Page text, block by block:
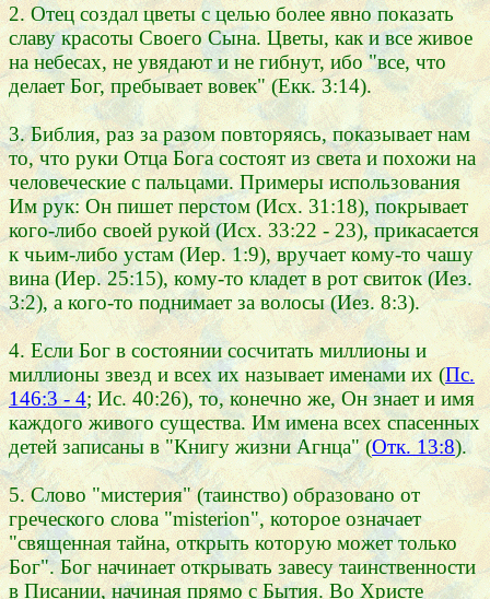
2. Отец создал цветы с целью более явно показать
славу красоты Своего Сына. Цветы, как и все живое
на небесах, не увядают и не гибнут, ибо "все, что
делает Бог, пребывает вовек" (Екк. 3:14).
3. Библия, раз за разом повторяясь, показывает нам
то, что руки Отца Бога состоят из света и похожи на
человеческие с пальцами. Примеры использования
Им рук: Он пишет перстом (Исх. 31:18), покрывает
кого-либо своей рукой (Исх. 33:22 - 23), прикасается
к чьим-либо устам (Иер. 1:9), вручает кому-то чашу
вина (Иер. 25:15), кому-то кладет в рот свиток (Иез.
3:2), а кого-то поднимает за волосы (Иез. 8:3).
4. Если Бог в состоянии сосчитать миллионы и
миллионы звезд и всех их называет именами их (Пс.
146:3 - 4; Ис. 40:26), то, конечно же, Он знает и имя
каждого живого существа. Им имена всех спасенных
детей записаны в "Книгу жизни Агнца" (Отк. 13:8).
5. Слово "мистерия" (таинство) образовано от
греческого слова "misterion", которое означает
"священная тайна, открыть которую может только
Бог". Бог начинает открывать завесу таинственности
в Писании, начиная прямо с Бытия. Во Христе